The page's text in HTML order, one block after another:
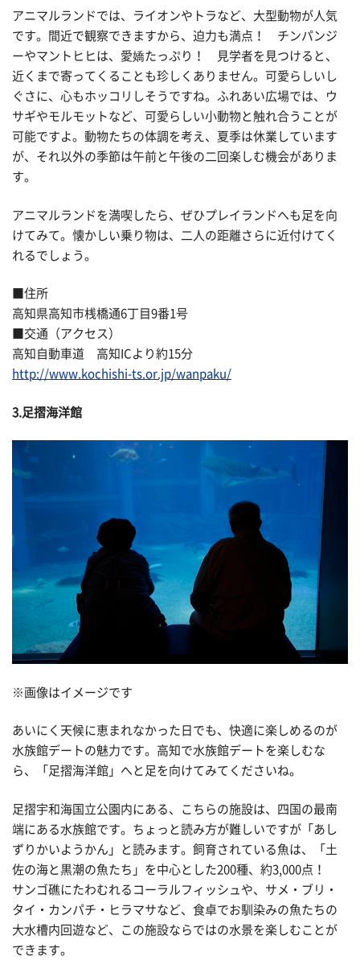
アニマルランドでは、ライオンやトラなど、大型動物が人気
です。間近で観察できますから、迫力も満点！ チンパンジ
ーやマントヒヒは、愛嬌たっぷり！ 見学者を見つけると、
近くまで寄ってくることも珍しくありません。可愛らしいし
ぐさに、心もホッコリしそうですね。ふれあい広場では、ウ
サギやモルモットなど、可愛らしい小動物と触れ合うことが
可能ですよ。動物たちの体調を考え、夏季は休業しています
が、それ以外の季節は午前と午後の二回楽しむ機会がありま
す。
アニマルランドを満喫したら、ぜひプレイランドへも足を向
けてみて。懐かしい乗り物は、二人の距離さらに近付けてく
れるでしょう。
■住所
高知県高知市桟橋通6丁目9番1号
■交通（アクセス）
高知自動車道 高知ICより約15分
http://www.kochishi-ts.or.jp/wanpaku/
3.足摺海洋館
※画像はイメージです
あいにく天候に恵まれなかった日でも、快適に楽しめるのが
水族館デートの魅力です。高知で水族館デートを楽しむな
ら、「足摺海洋館」へと足を向けてみてくださいね。
足摺宇和海国立公園内にある、こちらの施設は、四国の最南
端にある水族館です。ちょっと読み方が難しいですが「あし
ずりかいようかん」と読みます。飼育されている魚は、「土
佐の海と黒潮の魚たち」を中心とした200種、約3,000点！
サンゴ礁にたわむれるコーラルフィッシュや、サメ・ブリ・
タイ・カンパチ・ヒラマサなど、食卓でお馴染みの魚たちの
大水槽内回遊など、この施設ならではの水景を楽しむことが
できます。